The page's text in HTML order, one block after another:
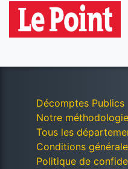
Décomptes Publics
Notre méthodologie
Tous les
Conditions
Politique de